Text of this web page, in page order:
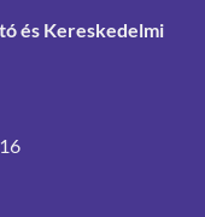
és Kereskedelmi